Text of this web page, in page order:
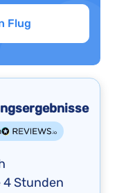
Flug
Stunden